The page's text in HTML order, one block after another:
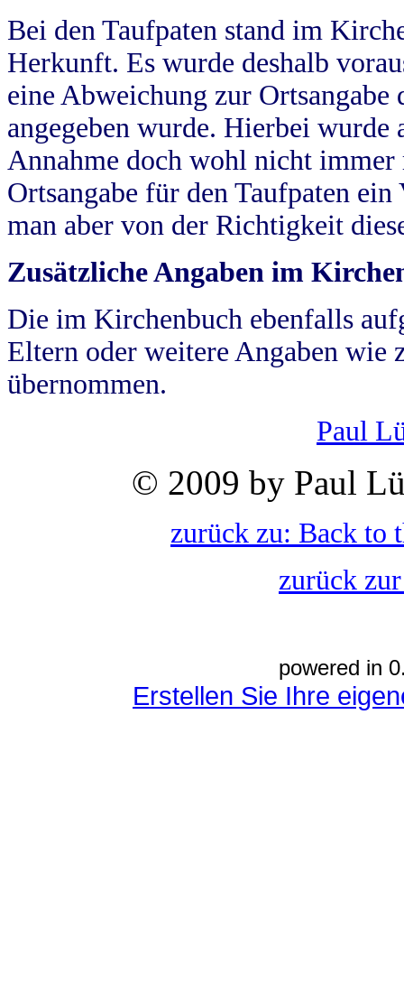
Bei den Taufpaten stand im
Herkunft. Es wurde deshalb
eine Abweichung zur
angegeben wurde. Hierbei wurde
Annahme doch wohl nicht
Ortsangabe für den Taufpaten
man aber von der Richtigkeit
Zusätzliche Angaben im
Die im Kirchenbuch ebenfalls
Eltern oder weitere Angaben wie
übernommen.
Paul
© 2009 by Paul
zurück zu: Back to
zurück
powered in
Erstellen Sie Ihre